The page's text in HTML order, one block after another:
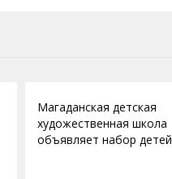
Магаданская детская
художественная школа
объявляет набор детей